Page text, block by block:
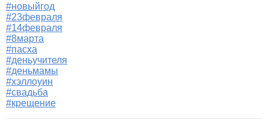
#новыйгод
#23февраля
#14февраля
#8марта
#пасха
#деньучителя
#деньмамы
#хэллоуин
#свадьба
#крещение